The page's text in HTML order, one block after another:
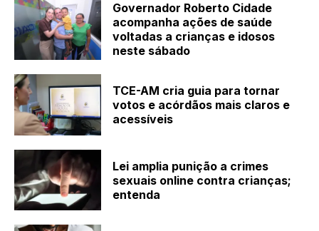
Governador Roberto Cidade
acompanha ações de saúde
voltadas a crianças e idosos
neste sábado
TCE-AM cria guia para tornar
votos e acórdãos mais claros e
acessíveis
Lei amplia punição a crimes
sexuais online contra crianças;
entenda